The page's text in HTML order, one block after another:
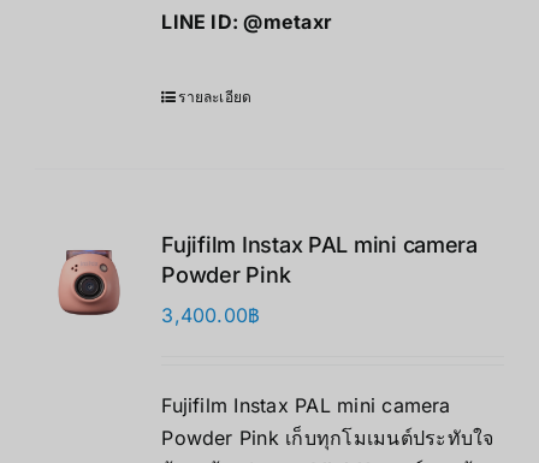
LINE ID:@metaxr
รายละเอียด
Fujifilm Instax PAL mini camera
Powder Pink
3,400.00฿
Fujifilm Instax PAL mini camera
Powder Pink เก็บทุกโมเมนต์ประทับใจ